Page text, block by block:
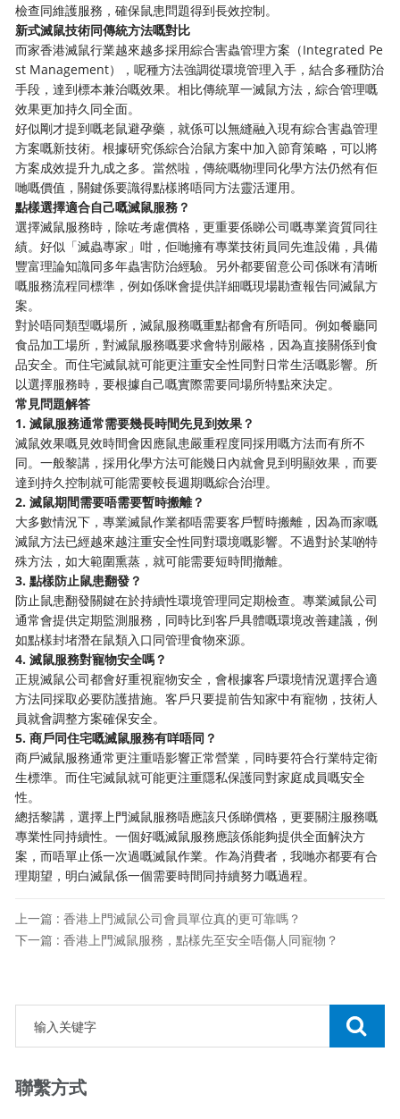
檢查同維護服務，確保鼠患問題得到長效控制。
新式滅鼠技術同傳統方法嘅對比
而家香港滅鼠行業越來越多採用綜合害蟲管理方案（Integrated Pe
st Management），呢種方法強調從環境管理入手，結合多種防治
手段，達到標本兼治嘅效果。相比傳統單一滅鼠方法，綜合管理嘅
效果更加持久同全面。
好似剛才提到嘅老鼠避孕藥，就係可以無縫融入現有綜合害蟲管理
方案嘅新技術。根據研究係綜合治鼠方案中加入節育策略，可以將
方案成效提升九成之多。當然啦，傳統嘅物理同化學方法仍然有佢
哋嘅價值，關鍵係要識得點樣將唔同方法靈活運用。
點樣選擇適合自己嘅滅鼠服務？
選擇滅鼠服務時，除咗考慮價格，更重要係睇公司嘅專業資質同往
績。好似「滅蟲專家」咁，佢哋擁有專業技術員同先進設備，具備
豐富理論知識同多年蟲害防治經驗。另外都要留意公司係咪有清晰
嘅服務流程同標準，例如係咪會提供詳細嘅現場勘查報告同滅鼠方
案。
對於唔同類型嘅場所，滅鼠服務嘅重點都會有所唔同。例如餐廳同
食品加工場所，對滅鼠服務嘅要求會特別嚴格，因為直接關係到食
品安全。而住宅滅鼠就可能更注重安全性同對日常生活嘅影響。所
以選擇服務時，要根據自己嘅實際需要同場所特點來決定。
常見問題解答
1. 滅鼠服務通常需要幾長時間先見到效果？
滅鼠效果嘅見效時間會因應鼠患嚴重程度同採用嘅方法而有所不
同。一般黎講，採用化學方法可能幾日內就會見到明顯效果，而要
達到持久控制就可能需要較長週期嘅綜合治理。
2. 滅鼠期間需要唔需要暫時搬離？
大多數情況下，專業滅鼠作業都唔需要客戶暫時搬離，因為而家嘅
滅鼠方法已經越來越注重安全性同對環境嘅影響。不過對於某啲特
殊方法，如大範圍熏蒸，就可能需要短時間撤離。
3. 點樣防止鼠患翻發？
防止鼠患翻發關鍵在於持續性環境管理同定期檢查。專業滅鼠公司
通常會提供定期監測服務，同時比到客戶具體嘅環境改善建議，例
如點樣封堵潛在鼠類入口同管理食物來源。
4. 滅鼠服務對寵物安全嗎？
正規滅鼠公司都會好重視寵物安全，會根據客戶環境情況選擇合適
方法同採取必要防護措施。客戶只要提前告知家中有寵物，技術人
員就會調整方案確保安全。
5. 商戶同住宅嘅滅鼠服務有咩唔同？
商戶滅鼠服務通常更注重唔影響正常營業，同時要符合行業特定衛
生標準。而住宅滅鼠就可能更注重隱私保護同對家庭成員嘅安全
性。
總括黎講，選擇上門滅鼠服務唔應該只係睇價格，更要關注服務嘅
專業性同持續性。一個好嘅滅鼠服務應該係能夠提供全面解決方
案，而唔單止係一次過嘅滅鼠作業。作為消費者，我哋亦都要有合
理期望，明白滅鼠係一個需要時間同持續努力嘅過程。
上一篇 : 香港上門滅鼠公司會員單位真的更可靠嗎？
下一篇 : 香港上門滅鼠服務，點樣先至安全唔傷人同寵物？
聯繫方式